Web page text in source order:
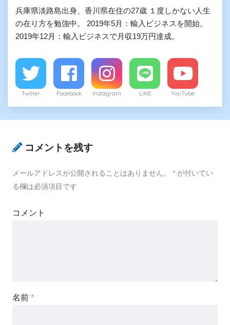
兵庫県淡路島出身、香川県在住の27歳 １度しかない人生
の在り方を勉強中。 2019年5月：輸入ビジネスを開始。
2019年12月：輸入ビジネスで月収19万円達成。
Twitter Facebook Instagram LINE YouTube
コメントを残す
メールアドレスが公開されることはありません。 * が付いてい
る欄は必須項目です
コメント
名前 *